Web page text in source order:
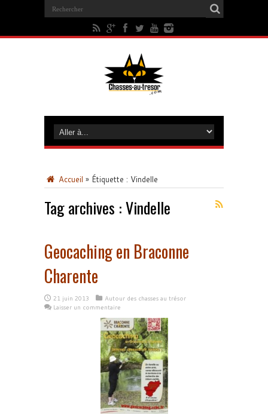
Accueil » Étiquette : Vindelle
Tag archives :Vindelle
Geocaching en Braconne
Charente
21 juin 2013
Autour des chasses au trésor
Laisser un commentaire